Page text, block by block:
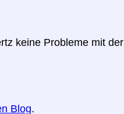
keine Probleme mit der
Blog.